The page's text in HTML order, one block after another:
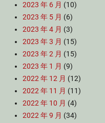
2023 年 6 月 (10)
2023 年 5 月 (6)
2023 年 4 月 (3)
2023 年 3 月 (15)
2023 年 2 月 (15)
2023 年 1 月 (9)
2022 年 12 月 (12)
2022 年 11 月 (11)
2022 年 10 月 (4)
2022 年 9 月 (34)